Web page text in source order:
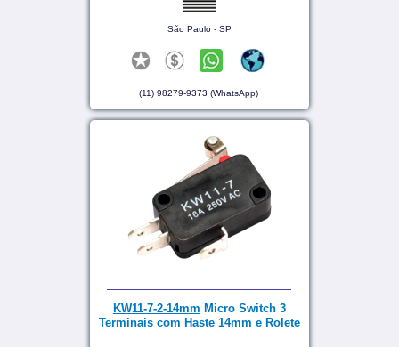
São Paulo - SP
(11) 98279-9373 (WhatsApp)
KW11-7-2-14mm Micro Switch 3
Terminais com Haste 14mm e Rolete